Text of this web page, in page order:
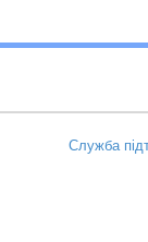
Служба